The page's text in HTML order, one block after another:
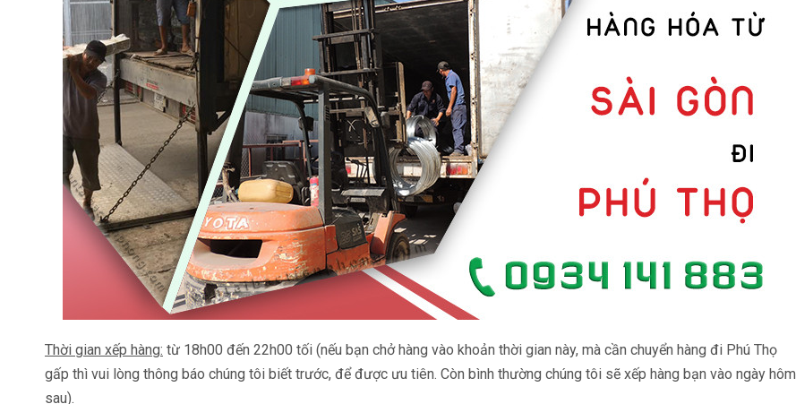
Thời gian xếp hàng: từ 18h00 đến 22h00 tối (nếu bạn chở hàng vào khoản thời gian này, mà cần chuyển hàng đi Phú Thọ
gấp thì vui lòng thông báo chúng tôi biết trước, để được ưu tiên. Còn bình thường chúng tôi sẽ xếp hàng bạn vào ngày hôm
sau).